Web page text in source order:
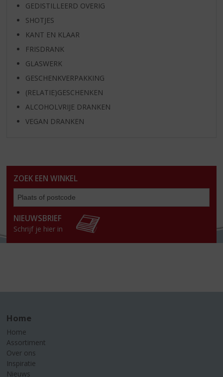
GEDISTILLEERD OVERIG
SHOTJES
KANT EN KLAAR
FRISDRANK
GLASWERK
GESCHENKVERPAKKING
(RELATIE)GESCHENKEN
ALCOHOLVRIJE DRANKEN
VEGAN DRANKEN
ZOEK EEN WINKEL
NIEUWSBRIEF
Schrijf je hier in
Home
Home
Assortiment
Over ons
Inspiratie
Nieuws